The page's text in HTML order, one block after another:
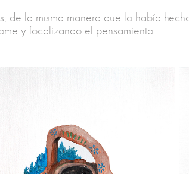
de la misma manera que lo había
y focalizando el pensamiento.